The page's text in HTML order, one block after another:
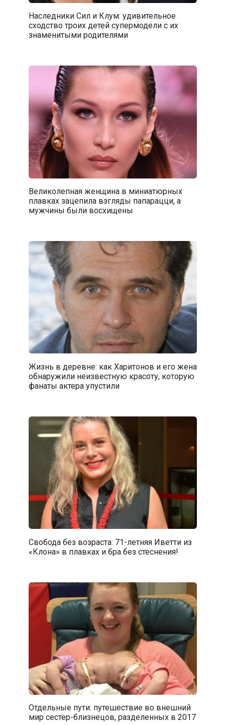
Наследники Сил и Клум: удивительное
сходство троих детей супермодели с их
знаменитыми родителями
Великолепная женщина в миниатюрных
плавках зацепила взгляды папарацци, а
мужчины были восхищены
Жизнь в деревне: как Харитонов и его жена
обнаружили неизвестную красоту, которую
фанаты актера упустили
Свобода без возраста: 71-летняя Иветти из
«Клона» в плавках и бра без стеснения!
Отдельные пути: путешествие во внешний
мир сестер-близнецов, разделенных в 2017